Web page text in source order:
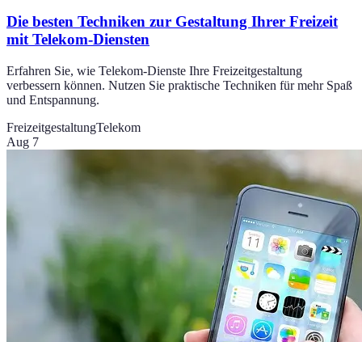
Die besten Techniken zur Gestaltung Ihrer Freizeit
mit Telekom-Diensten
Erfahren Sie, wie Telekom-Dienste Ihre Freizeitgestaltung
verbessern können. Nutzen Sie praktische Techniken für mehr Spaß
und Entspannung.
FreizeitgestaltungTelekom
Aug 7